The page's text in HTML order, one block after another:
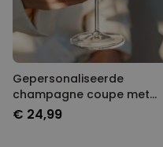
Gepersonaliseerde
champagne coupe met
tekst
€ 24,99